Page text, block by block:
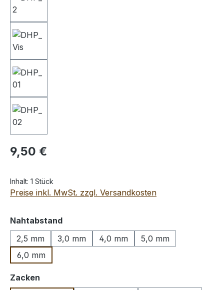
Regulärer Preis:
9,50 €
Inhalt: 1 Stück
Preise inkl. MwSt. zzgl. Versandkosten
Nahtabstandauswählen
2,5 mm
3,0 mm 4,0 mm
5,0 mm
6,0 mm
Zacken